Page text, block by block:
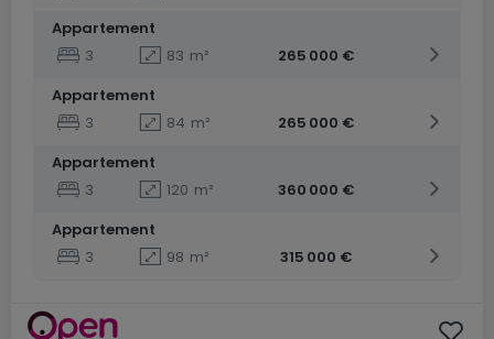
Appartement
3
83 m²
265 000 €
Appartement
3
84 m²
265 000 €
Appartement
3
120 m²
360 000 €
Appartement
3
98 m² 315 000 €